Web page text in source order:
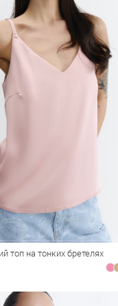
топ на тонких бретелях